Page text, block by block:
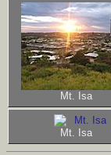
Mt. Isa
Mt. Isa